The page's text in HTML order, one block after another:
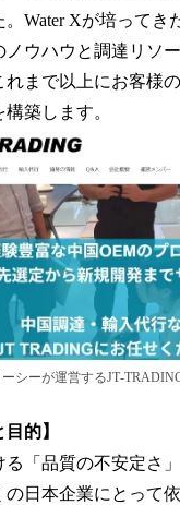
。Water Xが培ってき
ノウハウと調達リソ
まで以上にお客様
築します。
シーが運営するJT-
的】
る「品質の不安定さ
の日本企業にとって